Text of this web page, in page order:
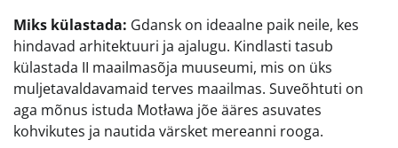
Miks külastada: Gdansk on ideaalne paik neile, kes
hindavad arhitektuuri ja ajalugu. Kindlasti tasub
külastada II maailmasõja muuseumi, mis on üks
muljetavaldavamaid terves maailmas. Suveõhtuti on
aga mõnus istuda Motława jõe ääres asuvates
kohvikutes ja nautida värsket mereanni rooga.